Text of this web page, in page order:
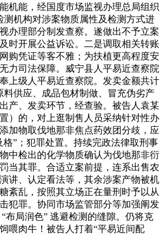
机能，经国度市场监视办理总局组织
测机构对涉案物质属性及检测方式进
办理部分制发查察。遂做出不予立案
时开展公益诉讼。二是调取相关转账
购凭证等客不雅；为扶植更高程度安
力司法保障。威宁县人平易近查察院
上级人平易近查察院。发卖金额共计
料供应、成品包材制做、冒充伪劣产
产、发卖环节，经查验。被告人袁某
）的，对上逛制售人员采纳针对性办
加物取伐地那非焦点药效团分歧，应
”；犯罪处置。持续完政法律取刑事
中检出的化学物质确认为伐地那非衍
当其罪。合适立案前提，连系出售农
讲、认定看法等，其余涉案产物被机
紊乱，按照其立场正在量刑时予以从
犯罪。协同市场监管部分等加强阐发
布局润色” 逃避检测的缝隙。仍将克
喂肉牛！被告人打着“平易近间配